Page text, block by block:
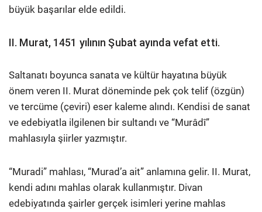
büyük başarılar elde edildi.
II. Murat, 1451 yılının Şubat ayında vefat etti.
Saltanatı boyunca sanata ve kültür hayatına büyük
önem veren II. Murat döneminde pek çok telif (özgün)
ve tercüme (çeviri) eser kaleme alındı. Kendisi de sanat
ve edebiyatla ilgilenen bir sultandı ve “Murâdî”
mahlasıyla şiirler yazmıştır.
“Muradi” mahlası, “Murad’a ait” anlamına gelir. II. Murat,
kendi adını mahlas olarak kullanmıştır. Divan
edebiyatında şairler gerçek isimleri yerine mahlas